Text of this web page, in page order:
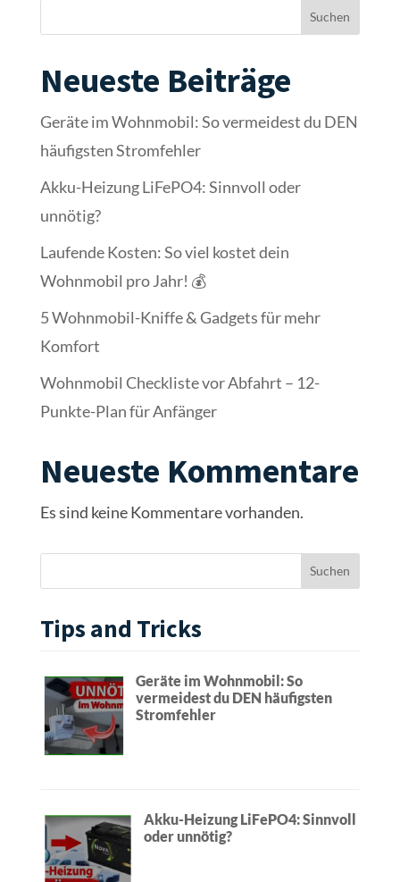
Suchen
Neueste Beiträge
Geräte im Wohnmobil: So vermeidest du DEN
häufigsten Stromfehler
Akku-Heizung LiFePO4: Sinnvoll oder
unnötig?
Laufende Kosten: So viel kostet dein
Wohnmobil pro Jahr! 💰
5 Wohnmobil-Kniffe & Gadgets für mehr
Komfort
Wohnmobil Checkliste vor Abfahrt – 12-
Punkte-Plan für Anfänger
Neueste Kommentare
Es sind keine Kommentare vorhanden.
Tips and Tricks
Geräte im Wohnmobil: So
vermeidest du DEN häufigsten
Stromfehler
Akku-Heizung LiFePO4: Sinnvoll
oder unnötig?